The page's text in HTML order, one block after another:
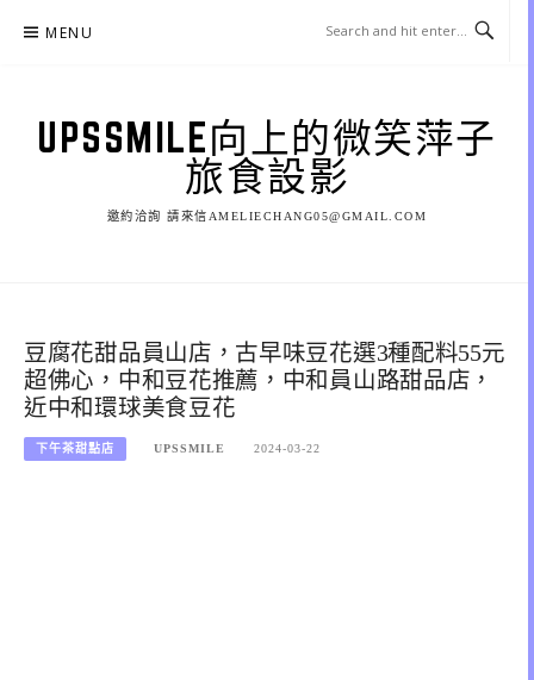
MENU
UPSSMILE向上的微笑萍子
旅食設影
邀約洽詢 請來信AMELIECHANG05@GMAIL.COM
豆腐花甜品員山店，古早味豆花選3種配料55元
超佛心，中和豆花推薦，中和員山路甜品店，
近中和環球美食豆花
下午茶甜點店 UPSSMILE 2024-03-22